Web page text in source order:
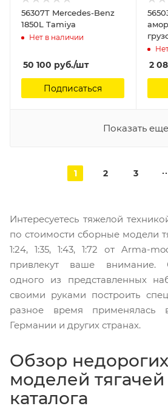
56307T Mercedes-Benz
1850L Tamiya
Нет в наличии
50 100 руб./шт
Подписаться
2
Показать еще
1 2 3
Интересуетесь тяжелой
по стоимости сборные модели
1:24, 1:35, 1:43, 1:72 от Arma-
привлекут ваше внимание.
одного из представленных
своими руками построить
разное время применялась
Германии и других странах.
Обзор
моделей
каталога